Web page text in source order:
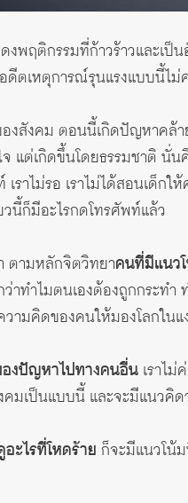
งพฤติกรรมที่ก้าวร้าวและเป็
อดีตเหตุการณ์รุนแรงแบบนี้
สังคม ตอนนี้เกิดปัญหาคล้าย
จ แต่เกิดขึ้นโดยธรรมชาติ นั่น
เราไม่รอ เราไม่ได้สอนเด็
นี้ก็มีอะไรกดโทรศัพท์แล้ว
ตามหลักจิตวิทยาคนที่มีแนว
าทำไมตนเองต้องถูกกระท
ามคิดของคนให้มองโลกใน
องปัญหาไปทางคนอื่น เราไม่
มเป็นแบบนี้ และจะมีแนวคิ
ะไรที่โหดร้าย ก็จะมีแนวโน้